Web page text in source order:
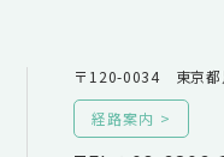
〒120-0034 東京都
経路案内